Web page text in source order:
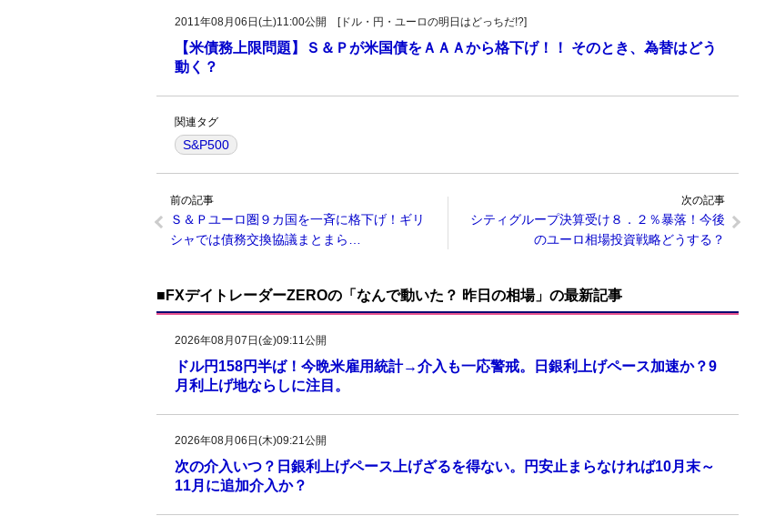
2011年08月06日(土)11:00公開 [ドル・円・ユーロの明日はどっちだ!?]
【米債務上限問題】Ｓ＆Ｐが米国債をＡＡＡから格下げ！！ そのとき、為替はどう
動く？
関連タグ
S&P500
前の記事
Ｓ＆Ｐユーロ圏９カ国を一斉に格下げ！ギリ
シャでは債務交換協議まとまら…
次の記事
シティグループ決算受け８．２％暴落！今後
のユーロ相場投資戦略どうする？
■FXデイトレーダーZEROの「なんで動いた？ 昨日の相場」の最新記事
2026年08月07日(金)09:11公開
ドル円158円半ば！今晩米雇用統計→介入も一応警戒。日銀利上げペース加速か？9
月利上げ地ならしに注目。
2026年08月06日(木)09:21公開
次の介入いつ？日銀利上げペース上げざるを得ない。円安止まらなければ10月末～
11月に追加介入か？